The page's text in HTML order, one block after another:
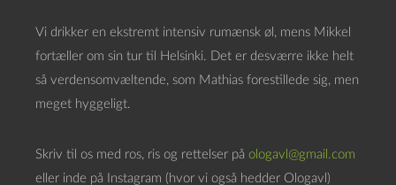
l
Vi drikker en ekstremt intensiv rumænsk øl, mens Mikkel
fortæller om sin tur til Helsinki. Det er desværre ikke helt
så verdensomvæltende, som Mathias forestillede sig, men
meget hyggeligt.
Skriv til os med ros, ris og rettelser på ologavl@gmail.com
eller inde på Instagram (hvor vi også hedder Ologavl)